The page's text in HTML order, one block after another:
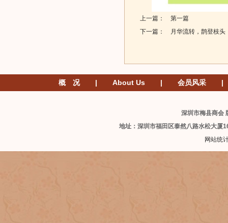
上一篇： 第一篇
下一篇：
月华流转，鹊登枝
概 况 | About Us | 会员风采 |
深圳市梅县商
地址：深圳市福田区泰然八路水松大厦
网站统